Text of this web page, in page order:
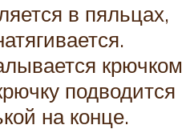
в пяльцах,
крючком
подводится
на конце.